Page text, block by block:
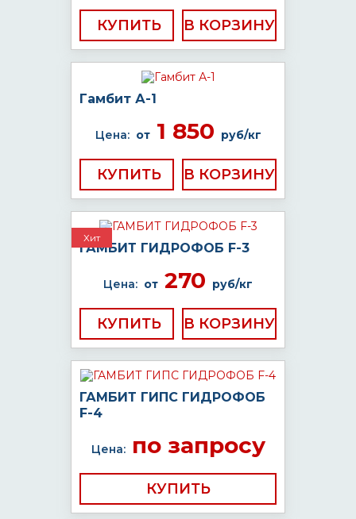
КУПИТЬ
Гамбит А-1
Цена: от1 850 руб/кг
КУПИТЬ
Хит
ГАМБИТ ГИДРОФОБ F-3
Цена: от 270 руб/кг
КУПИТЬ
ГАМБИТ ГИПС ГИДРОФОБ
F-4
Цена:по запросу
КУПИТЬ